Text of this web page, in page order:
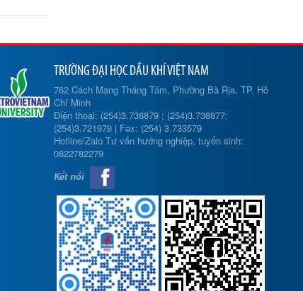
TRƯỜNG ĐẠI HỌC DẦU KHÍ VIỆT NAM
762 Cách Mạng Tháng Tám, Phường Bà Rịa, TP. Hồ
Chí Minh
Điện thoại: (254)3.738879 ; (254)3.738877;
(254)3.721979 | Fax: (254) 3.733579
Hotline/Zalo Tư vấn hướng nghiệp, tuyển sinh:
0822782279
Kết nối